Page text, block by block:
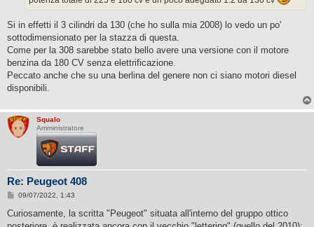
Si in effetti il 3 cilindri da 130 (che ho sulla mia 2008) lo vedo un po'
sottodimensionato per la stazza di questa.
Come per la 308 sarebbe stato bello avere una versione con il motore
benzina da 180 CV senza elettrificazione.
Peccato anche che su una berlina del genere non ci siano motori diesel
disponibili.
Squalo
Amministratore
Re: Peugeot 408
M
s
09/07/2022, 1:43
Curiosamente, la scritta "Peugeot" situata all'interno del gruppo ottico